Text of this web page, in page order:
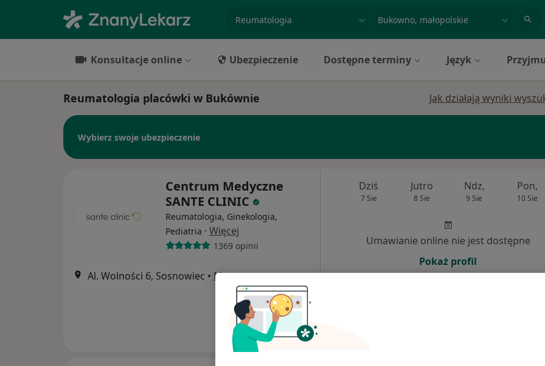
Konsultacje online Ubezpieczenie Dostępne terminy Język
Reumatologia placówki w Bukównie Jak działają wyniki
Wybierz swoje ubezpieczenie
Centrum Medyczne
SANTE CLINIC
Reumatologia, Ginekologia,
Pediatria · Więcej
1369 opinii
Al. Wolności 6, Sosnowiec • Mapa
Dziś
7 Sie
Jutro
8 Sie
Ndz,
9 Sie
Pon,
10 Sie
Umawianie online nie jest dostępne
Pokaż profil